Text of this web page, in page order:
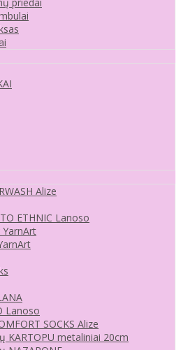
Alize
ETHNIC Lanoso
YarnArt
Lanoso
SOCKS Alize
KARTOPU metaliniai 20cm